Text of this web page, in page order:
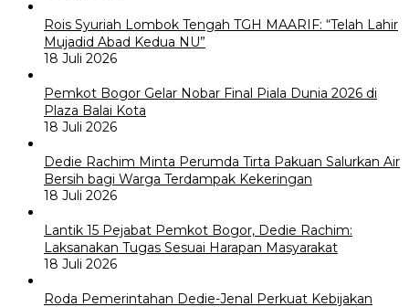
Rois Syuriah Lombok Tengah TGH MAARIF: “Telah Lahir
Mujadid Abad Kedua NU”
18 Juli 2026
Pemkot Bogor Gelar Nobar Final Piala Dunia 2026 di
Plaza Balai Kota
18 Juli 2026
Dedie Rachim Minta Perumda Tirta Pakuan Salurkan Air
Bersih bagi Warga Terdampak Kekeringan
18 Juli 2026
Lantik 15 Pejabat Pemkot Bogor, Dedie Rachim:
Laksanakan Tugas Sesuai Harapan Masyarakat
18 Juli 2026
Roda Pemerintahan Dedie-Jenal Perkuat Kebijakan